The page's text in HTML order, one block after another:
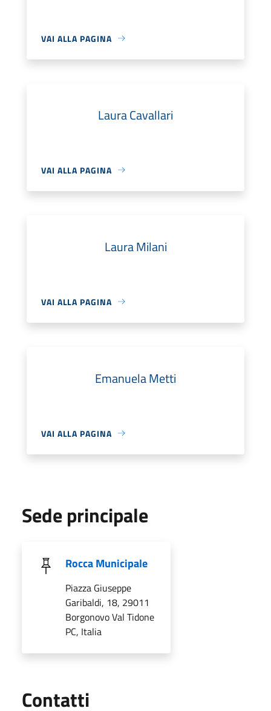
VAI ALLA PAGINA
Laura Cavallari
VAI ALLA PAGINA
Laura Milani
VAI ALLA PAGINA
Emanuela Metti
VAI ALLA PAGINA
Sede principale
Rocca Municipale
Piazza Giuseppe
Garibaldi, 18, 29011
Borgonovo Val Tidone
PC, Italia
Contatti